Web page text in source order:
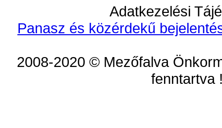
Adatkezelési
Panasz és közérdekű
2008-2020 © Mezőfalva
fenntartva